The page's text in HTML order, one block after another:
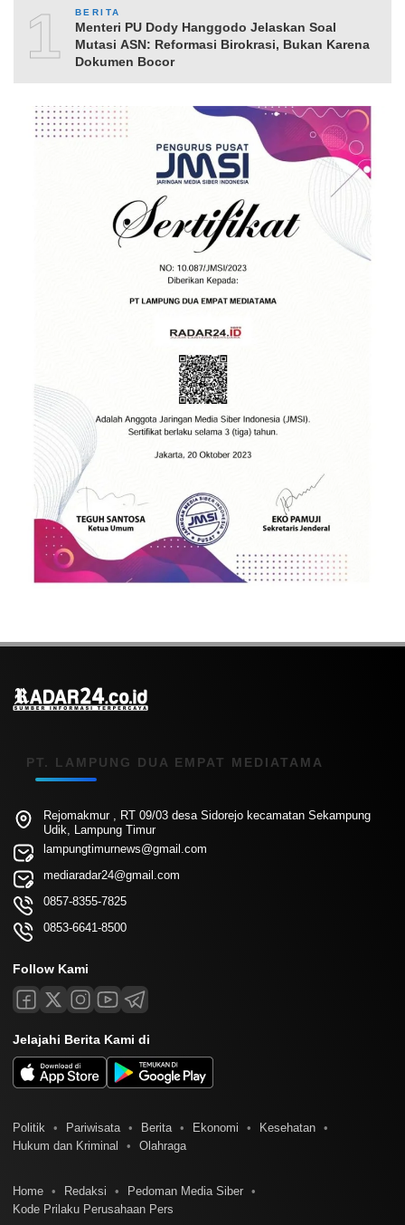
10BERITA
Menteri PU Dody Hanggodo Jelaskan Soal
Mutasi ASN: Reformasi Birokrasi, Bukan Karena
Dokumen Bocor
PT. LAMPUNG DUA EMPAT MEDIATAMA
Rejomakmur , RT 09/03 desa Sidorejo kecamatan Sekampung
Udik, Lampung Timur
lampungtimurnews@gmail.com
mediaradar24@gmail.com
0857-8355-7825
0853-6641-8500
Follow Kami
Jelajahi Berita Kami di
Politik Pariwisata Berita Ekonomi
Kesehatan
Hukum dan Kriminal
Olahraga
Home Redaksi
Pedoman Media Siber
Kode Prilaku Perusahaan Pers